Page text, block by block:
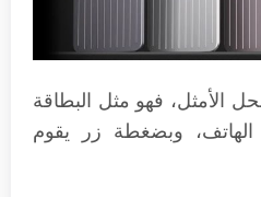
الأمثل، فهو مثل البطاقة
وبضغطة زر يقوم